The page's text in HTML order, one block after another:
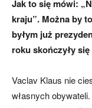
Jak to się mówi:
kraju”. Można by
byłym już
roku skończyły
Vaclav Klaus nie
własnych